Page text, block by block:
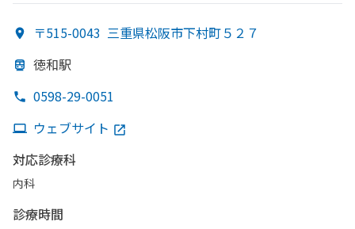
〒515-0043 三重県松阪市下村町５２７
徳和駅
0598-29-0051
ウェブサイト
対応診療科
内科
診療時間